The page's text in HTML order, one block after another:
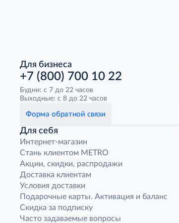
Для бизнеса
+7 (800) 700 10 22
Будни: с 7 до 22 часов
Выходные: с 8 до 22 часов
Форма обратной связи
Для себя
Интернет-магазин
Стань клиентом METRO
Акции, скидки, распродажи
Доставка клиентам
Условия доставки
Подарочные карты. Активация и баланс
Скидка за подписку
Часто задаваемые вопросы